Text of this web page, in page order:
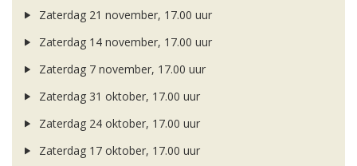
Zaterdag 21 november, 17.00 uur
Zaterdag 14 november, 17.00 uur
Zaterdag 7 november, 17.00 uur
Zaterdag 31 oktober, 17.00 uur
Zaterdag 24 oktober, 17.00 uur
Zaterdag 17 oktober, 17.00 uur